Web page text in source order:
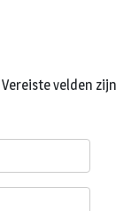
Vereiste velden zijn